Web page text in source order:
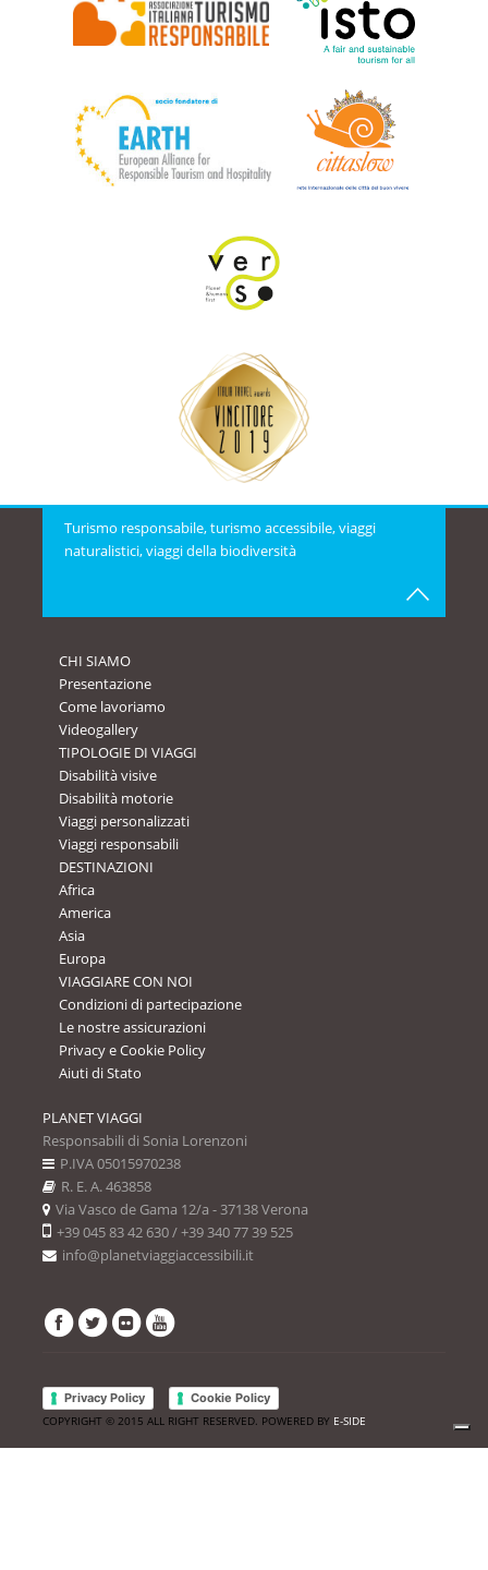
Turismo responsabile, turismo accessibile, viaggi
naturalistici, viaggi della biodiversità
CHI SIAMO
Presentazione
Come lavoriamo
Videogallery
TIPOLOGIE DI VIAGGI
Disabilità visive
Disabilità motorie
Viaggi personalizzati
Viaggi responsabili
DESTINAZIONI
Africa
America
Asia
Europa
VIAGGIARE CON NOI
Condizioni di partecipazione
Le nostre assicurazioni
Privacy e Cookie Policy
Aiuti di Stato
PLANET VIAGGI
Responsabili di Sonia Lorenzoni
P.IVA 05015970238
R. E. A. 463858
Via Vasco de Gama 12/a - 37138 Verona
+39 045 83 42 630 / +39 340 77 39 525
info@planetviaggiaccessibili.it
Privacy Policy
Cookie Policy
COPYRIGHT © 2015 ALL RIGHT RESERVED. POWERED BY E-SIDE